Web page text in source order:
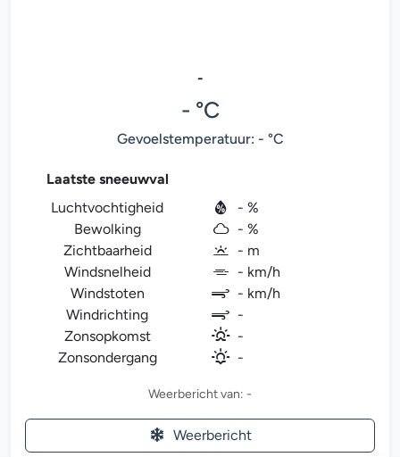
-
- °C
Gevoelstemperatuur: - °C
Laatste sneeuwval
Luchtvochtigheid
- %
Bewolking
- %
Zichtbaarheid
- m
Windsnelheid
- km/h
Windstoten
- km/h
Windrichting
-
Zonsopkomst
-
Zonsondergang
-
Weerbericht van: -
Weerbericht